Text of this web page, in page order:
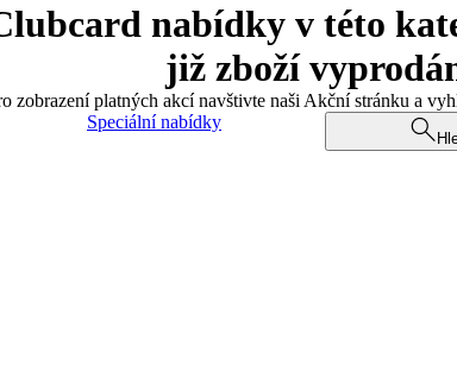
nabídky v této
již zboží
zobrazení platných akcí navštivte naši Akční stránku a
Speciální nabídky